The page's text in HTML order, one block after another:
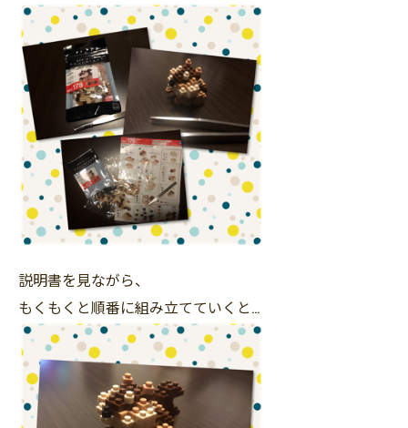
説明書を見ながら、
もくもくと順番に組み立てていくと…